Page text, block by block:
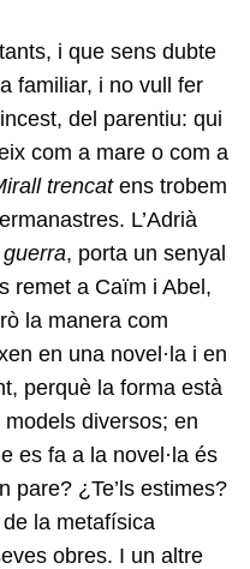
i que sens dubte
familiar, i no vull fer
del parentiu: qui
com a mare o com a
trencatens trobem
L’Adrià
, porta un senyal
remet a Caïm i Abel,
la manera com
en una novel·la i en
perquè la forma està
diversos; en
es fa a la novel·la és
pare? ¿Te’ls estimes?
de la metafísica
obres. I un altre